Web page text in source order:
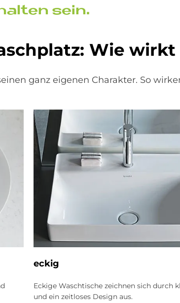
sein.
Wie wir­kt
ganz eigenen Charakter. So
eckig
Eckige Waschtische zeichnen sich durch
und ein zeitloses Design aus.